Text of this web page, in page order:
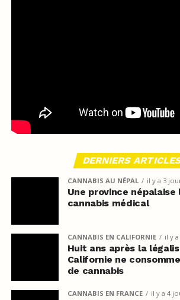
DERNIERS
CANNABIS AU NÉPAL il y a 3
Une province népalaise
cannabis médical
CANNABIS EN CALIFORNIE il y
Huit ans après la
Californie ne
de cannabis
CANNABIS EN FRANCE il y a 4